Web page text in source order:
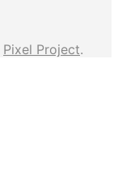
Pixel Project.